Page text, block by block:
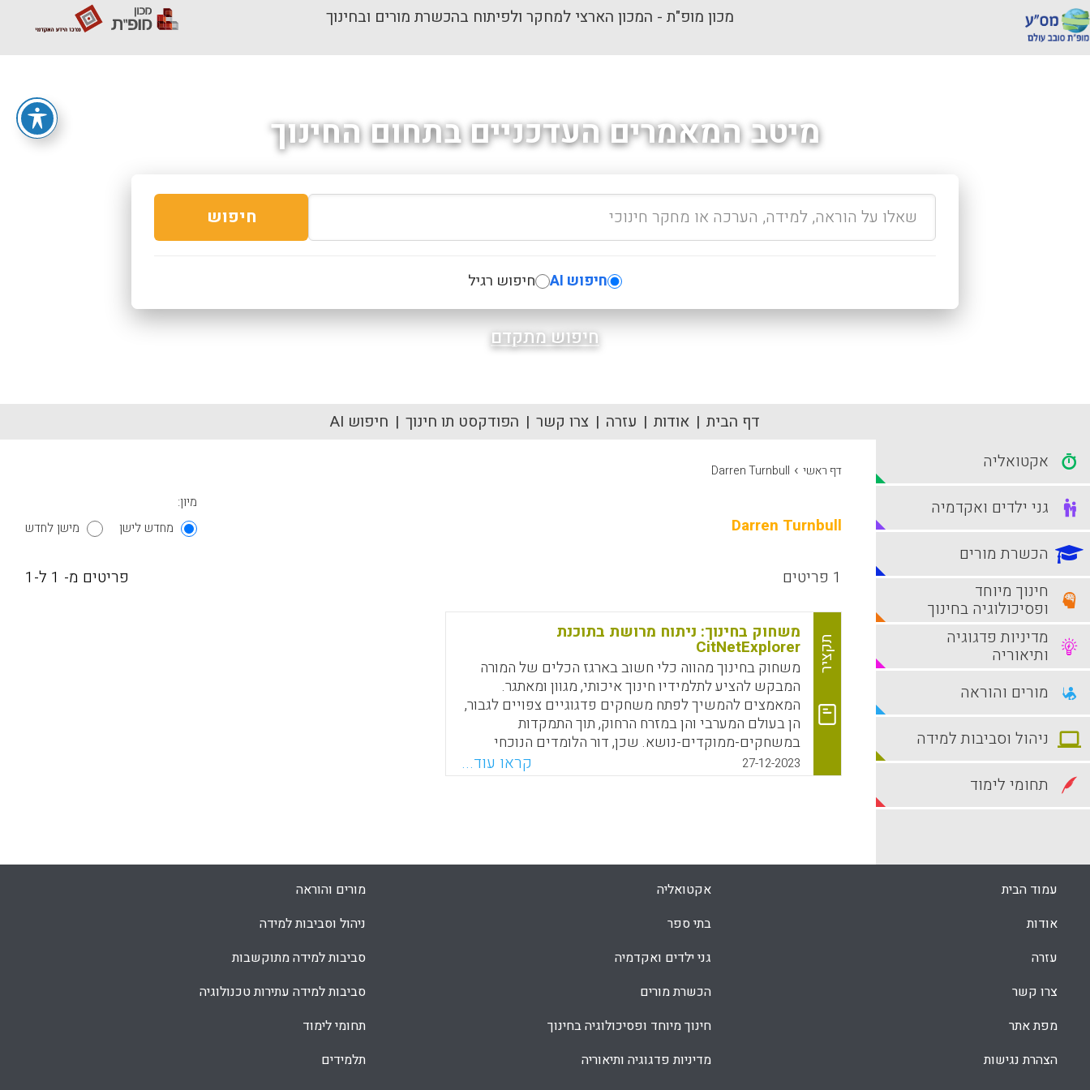
מכון מופ"ת - המכון הארצי למחקר ולפיתוח בהכשרת מורים ובחינוך
מיטב המאמרים העדכניים בתחום החינוך
חיפוש
חיפוש AI חיפוש רגיל
חיפוש מתקדם
דף הבית אודות עזרה צרו קשר הפודקסט תו חינוך חיפוש AI
דף ראשי ›
Darren Turnbull
Darren Turnbull
מיון:
מחדש לישן
מישן לחדש
1 פריטים פריטים מ- 1 ל-1
תקציר
משחוק בחינוך: ניתוח מרושת בתוכנת
CitNetExplorer
משחוק בחינוך מהווה כלי חשוב בארגז הכלים של המורה
המבקש להציע לתלמידיו חינוך איכותי, מגוון ומאתגר.
המאמצים להמשיך לפתח משחקים פדגוגיים צפויים לגבור,
הן בעולם המערבי והן במזרח הרחוק, תוך התמקדות
במשחקים-ממוקדים-נושא. שכן, דור הלומדים הנוכחי
משווע ללמידה מסקרנת, מרעננת ואלטרנטיבית. בתוך כך,
ישנם הבדלים פנים-מקצועיים הנוגעים למידת ההתעניינות
WhatsApp
Facebook
Email
X
27-12-2023 קראו עוד...
אקטואליה
גני ילדים ואקדמיה
הכשרת מורים
חינוך מיוחד
ופסיכולוגיה בחינוך
מדיניות פדגוגיה
ותיאוריה
מורים והוראה
ניהול וסביבות למידה
תחומי לימוד
עמוד הבית
אודות
עזרה
צרו קשר
מפת אתר
הצהרת נגישות
אקטואליה
בתי ספר
גני ילדים ואקדמיה
הכשרת מורים
חינוך מיוחד ופסיכולוגיה בחינוך
מדיניות פדגוגיה ותיאוריה
מורים והוראה
ניהול וסביבות למידה
סביבות למידה מתוקשבות
סביבות למידה עתירות טכנולוגיה
תחומי לימוד
תלמידים